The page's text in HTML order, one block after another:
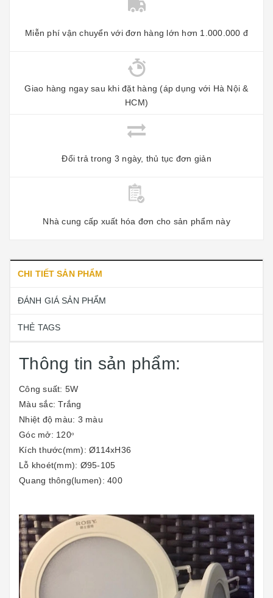
Miễn phí vận chuyển với đơn hàng lớn hơn 1.000.000 đ
Giao hàng ngay sau khi đặt hàng (áp dụng với Hà Nội &
HCM)
Đổi trả trong 3 ngày, thủ tục đơn giản
Nhà cung cấp xuất hóa đơn cho sản phẩm này
CHI TIẾT SẢN PHẨM
ĐÁNH GIÁ SẢN PHẨM
THẺ TAGS
Thông tin sản phẩm:
Công suất: 5W
Màu sắc: Trắng
Nhiệt độ màu: 3 màu
Góc mở: 120o
Kích thước(mm): Ø114xH36
Lỗ khoét(mm): Ø95-105
Quang thông(lumen): 400